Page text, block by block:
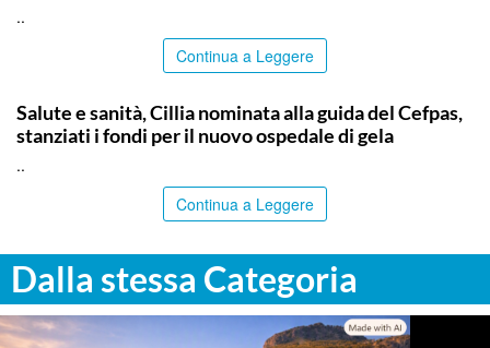
..
Continua a Leggere
Salute e sanità, Cillia nominata alla guida del Cefpas,
stanziati i fondi per il nuovo ospedale di gela
..
Continua a Leggere
Dalla stessa Categoria